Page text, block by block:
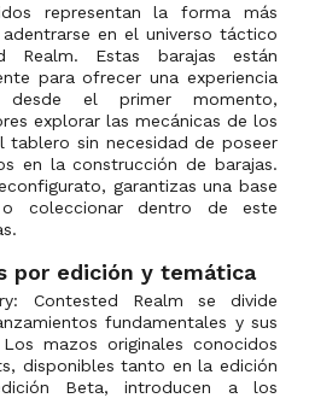
representan la forma más
en el universo táctico
Realm. Estas barajas están
para ofrecer una experiencia
el primer momento,
explorar las mecánicas de los
tablero sin necesidad de poseer
en la construcción de barajas.
garantizas una base
coleccionar dentro de este
por edición y temática
Contested Realm se divide
fundamentales y sus
mazos originales conocidos
disponibles tanto en la edición
Beta, introducen a los